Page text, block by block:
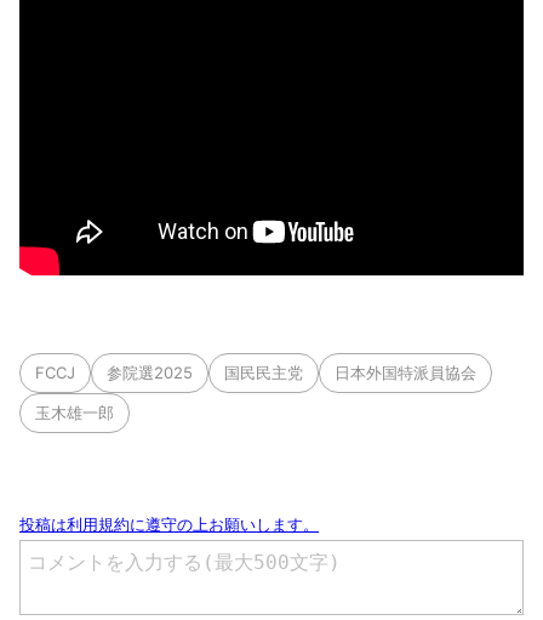
FCCJ 参院選2025 国民民主党 日本外国特派員協会
玉木雄一郎